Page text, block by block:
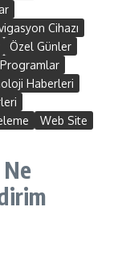
Cihazı
Özel Günler
Programlar
Haberleri
Web Site